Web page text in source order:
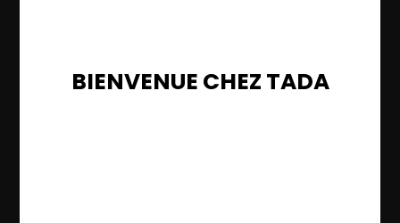
BIENVENUE CHEZ TADA